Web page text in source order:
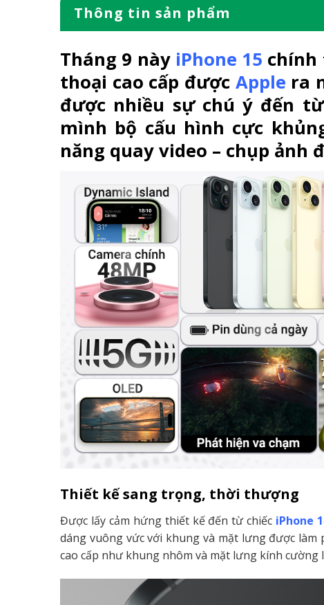
Thông tin sản phẩm
Tháng 9 này iPhone 15 chính
thoại cao cấp được Apple ra
được nhiều sự chú ý đến
mình bộ cấu hình cực
năng quay video – chụp ảnh
Thiết kế sang trọng, thời thượng
Được lấy cảm hứng thiết kế đến từ chiếc iPhone
dáng vuông vức với khung và mặt lưng được
cao cấp như khung nhôm và mặt lưng kính cường